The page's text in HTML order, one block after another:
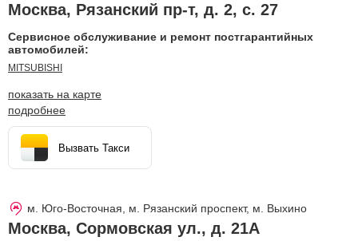
Москва, Рязанский пр-т, д. 2, с. 27
Сервисное обслуживание и ремонт постгарантийных
автомобилей:
MITSUBISHI
показать на карте
подробнее
Вызвать Такси
м. Юго-Восточная, м. Рязанский проспект, м. Выхино
Москва, Сормовская ул., д. 21А